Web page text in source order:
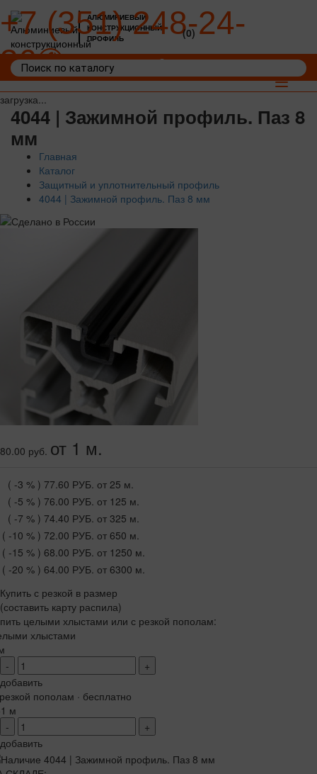
загрузка...
АЛЮМИНИЕВЫЙ
КОНСТРУКЦИОННЫЙ
ПРОФИЛЬ
+7 (351) 248-24-
36
(0)
Toggle
4044 | Зажимной профиль. Паз 8
мм
Главная
Каталог
Защитный и уплотнительный профиль
4044 | Зажимной профиль. Паз 8 мм
80.00 руб. от 1 м.
( -3 % ) 77.60 РУБ. от 25 м.
( -5 % ) 76.00 РУБ. от 125 м.
( -7 % ) 74.40 РУБ. от 325 м.
( -10 % ) 72.00 РУБ. от 650 м.
( -15 % ) 68.00 РУБ. от 1250 м.
( -20 % ) 64.00 РУБ. от 6300 м.
Купить с резкой в размер
(составить карту распила)
целыми хлыстами или с резкой пополам:
хлыстами
-
+
добавить
пополам · бесплатно
м
-
+
добавить